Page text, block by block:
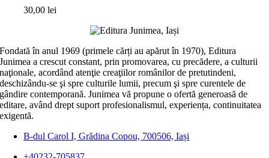
30,00lei
Fondată în anul 1969 (primele cărți au apărut în 1970), Editura
Junimea a crescut constant, prin promovarea, cu precădere, a culturii
naţionale, acordând atenţie creaţiilor românilor de pretutindeni,
deschizându-se şi spre culturile lumii, precum şi spre curentele de
gândire contemporană. Junimea vă propune o ofertă generoasă de
editare, având drept suport profesionalismul, experiența, continuitatea
exigentă.
B-dul Carol I, Grădina Copou, 700506, Iași